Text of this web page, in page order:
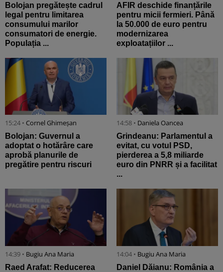
Bolojan pregătește cadrul
legal pentru limitarea
consumului marilor
consumatori de energie.
Populația ...
AFIR deschide finanțările
pentru micii fermieri. Până
la 50.000 de euro pentru
modernizarea
exploatațiilor ...
15:24 • Cornel Ghimeșan
Bolojan: Guvernul a
adoptat o hotărâre care
aprobă planurile de
pregătire pentru riscuri
14:58 • Daniela Oancea
Grindeanu: Parlamentul a
evitat, cu votul PSD,
pierderea a 5,8 miliarde
euro din PNRR și a facilitat
...
14:39 • Bugiu ⁠Ana Maria
Raed Arafat: Reducerea
14:04 • Bugiu ⁠Ana Maria
Daniel Dăianu: România a